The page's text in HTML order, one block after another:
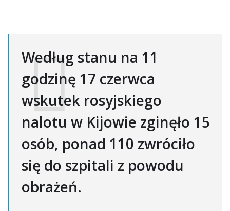
Według stanu na 11
godzinę 17 czerwca
wskutek rosyjskiego
nalotu w Kijowie zginęło 15
osób, ponad 110 zwróciło
się do szpitali z powodu
obrażeń.